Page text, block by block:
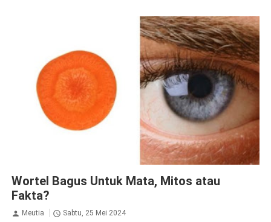
Wortel Bagus Untuk Mata, Mitos atau
Fakta?
Meutia Sabtu, 25 Mei 2024